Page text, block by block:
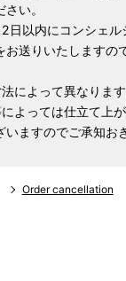
～
～
い。
日以内にコンシェル
お送りいたしますの
によって異なります
よっては仕立て上
いますのでご承知お
Order cancellation